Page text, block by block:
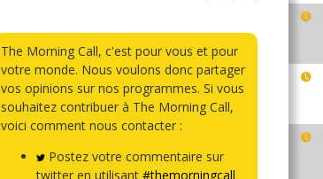
The Morning Call, c'est pour vous et pour
votre monde. Nous voulons donc partager
vos opinions sur nos programmes. Si vous
souhaitez contribuer à The Morning Call,
voici comment nous contacter :
Postez votre commentaire sur
twitter en utilisant #themorningcall